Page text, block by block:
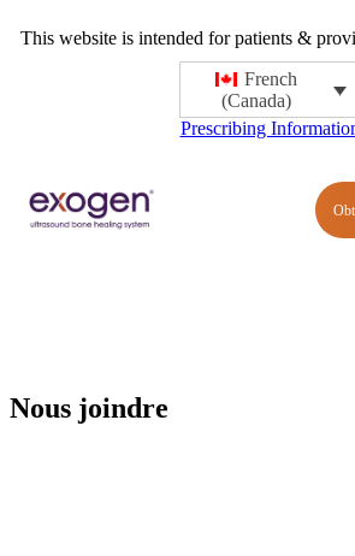
This website is intended for patients &
French
(Canada)
Prescribing
Nous joindre